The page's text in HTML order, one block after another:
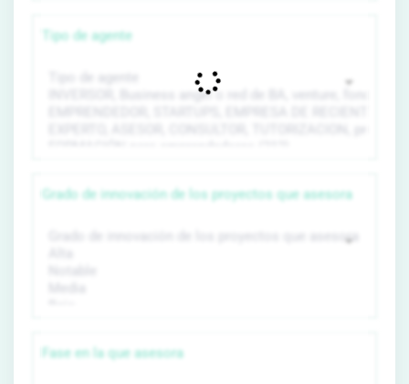
Tipo de agente
Grado de innovación de los proyectos que asesora
Fase en la que asesora